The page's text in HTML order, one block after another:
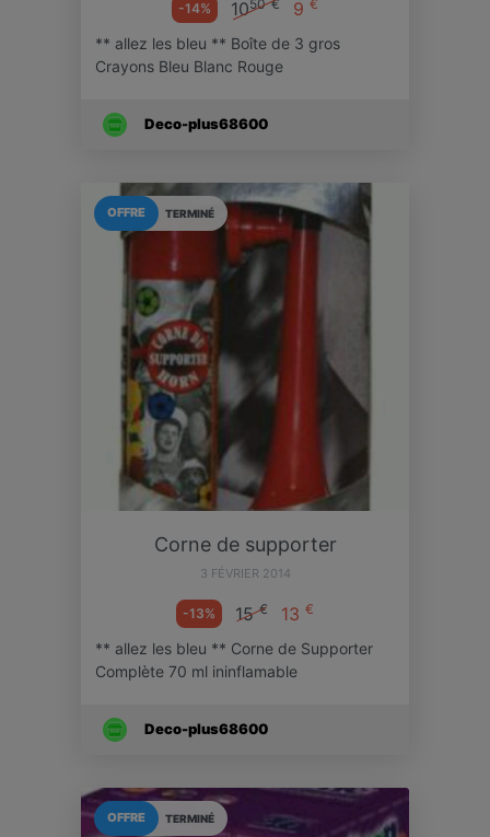
-14% 1050 € 9 €
** allez les bleu ** Boîte de 3 gros
Crayons Bleu Blanc Rouge
Deco-plus68600
TERMINÉ
OFFRE
Corne de supporter
3 FÉVRIER 2014
-13% 15€ 13 €
** allez les bleu ** Corne de Supporter
Complète 70 ml ininflamable
Deco-plus68600
TERMINÉ
OFFRE